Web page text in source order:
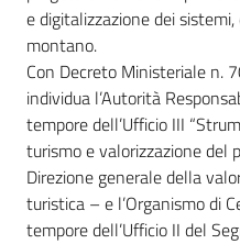
e digitalizzazione dei
montano.
Con Decreto Ministeriale n.
individua l’Autorità
tempore dell’Ufficio III
turismo e valorizzazione del
Direzione generale della
turistica – e l’Organismo di
tempore dell’Ufficio II del